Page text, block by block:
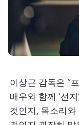
이상근 감독은 “
배우와 함께 ‘선
것인지, 목소리